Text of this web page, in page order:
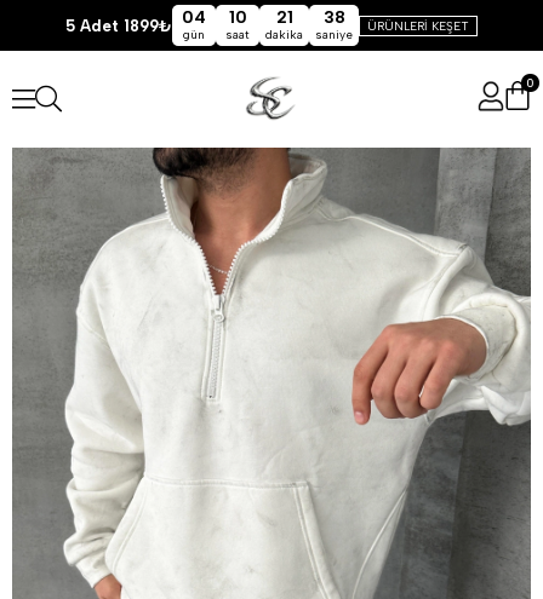
5 Adet 1899₺ 04
gün
10
saat
21
dakika
38
saniye
ÜRÜNLERİ KEŞET
0